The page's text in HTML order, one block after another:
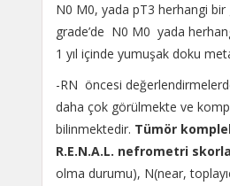
N0 M0, yada pT3 herhangi
grade’de N0 M0 yada
1 yıl içinde yumuşak doku
-RN öncesi
daha çok görülmekte ve
bilinmektedir. Tümör
R.E.N.A.L. nefrometri
olma durumu), N(near,